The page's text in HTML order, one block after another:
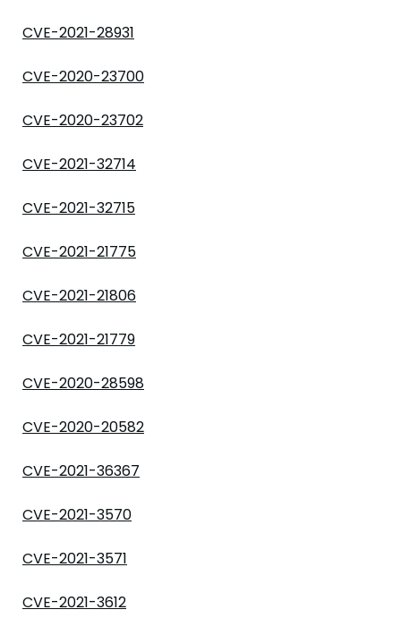
CVE-2021-28931
CVE-2020-23700
CVE-2020-23702
CVE-2021-32714
CVE-2021-32715
CVE-2021-21775
CVE-2021-21806
CVE-2021-21779
CVE-2020-28598
CVE-2020-20582
CVE-2021-36367
CVE-2021-3570
CVE-2021-3571
CVE-2021-3612